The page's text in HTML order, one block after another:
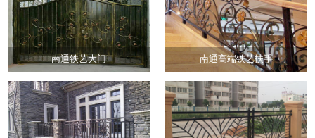
南通铁艺大门 南通高端铁艺扶手